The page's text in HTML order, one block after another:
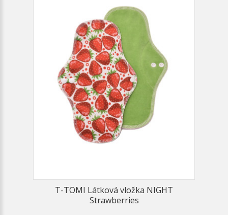
T-TOMI Látková vložka NIGHT
Strawberries